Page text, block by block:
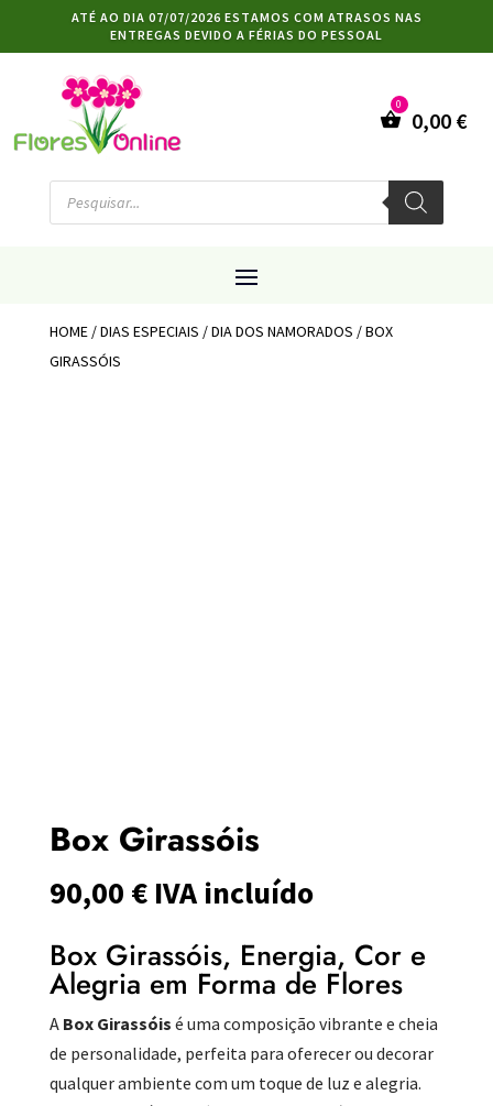
ATÉ AO DIA 07/07/2026 ESTAMOS COM ATRASOS NAS
ENTREGAS DEVIDO A FÉRIAS DO PESSOAL
0,00 €
Products
search
HOME/DIAS ESPECIAIS /DIA DOS NAMORADOS / BOX
GIRASSÓIS
Box Girassóis
90,00 € IVA incluído
Box Girassóis, Energia, Cor e
Alegria em Forma de Flores
A Box Girassóis é uma composição vibrante e cheia
de personalidade, perfeita para oferecer ou decorar
qualquer ambiente com um toque de luz e alegria.